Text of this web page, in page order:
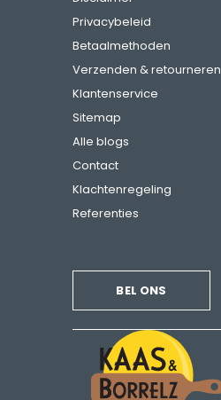
Privacybeleid
Betaalmethoden
Verzenden & retourneren
Klantenservice
Sitemap
Alle blogs
Contact
Klachtenregeling
Referenties
BEL ONS